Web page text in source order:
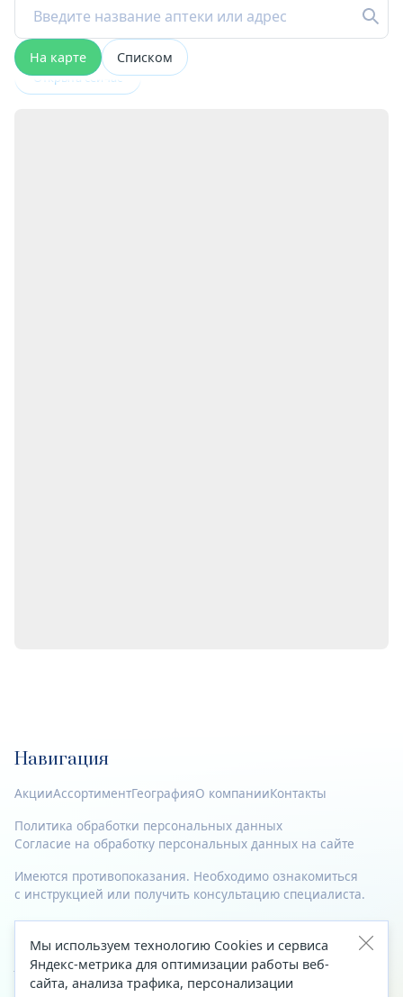
На карте Списком
Открыта сейчас
Навигация
АкцииАссортиментГеографияО компанииКонтакты
Политика обработки персональных данных
Согласие на обработку персональных данных на сайте
Имеются противопоказания. Необходимо ознакомиться
с инструкцией или получить консультацию специалиста.
© 2023—2026 Все права защищены.
Адрес
Мы используем технологию Cookies и сервиса
Яндекс-метрика для оптимизации работы веб-
сайта, анализа трафика, персонализации